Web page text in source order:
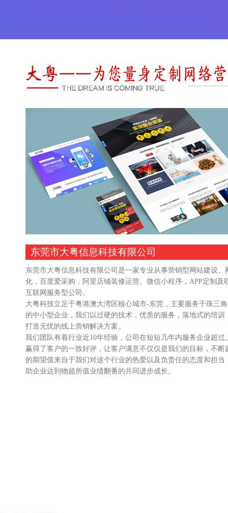
东莞市大粤信息科技有限公司
东莞市大粤信息科技有限公司是一家专业从事营销型网站建设、
化，百度爱采购，阿里店铺装修运营、微信小程序，APP定制及
互联网服务型公司。
大粤科技立足于粤港澳大湾区核心城市-东莞，主要服务于珠三
的中小型企业，我们以过硬的技术，优质的服务，落地式的培训
打造无忧的线上营销解决方案。
我们团队有着行业近10年经验，公司在短短几年内服务企业超过
赢得了客户的一致好评，让客户满意不仅仅是我们的目标，不断
的期望值来自于我们对这个行业的热爱以及负责任的态度和担当
助企业达到物超所值业绩翻番的共同进步成长。